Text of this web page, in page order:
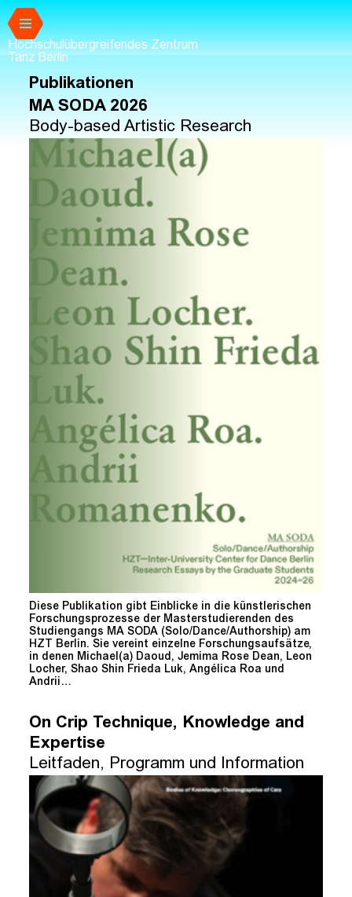
Zum Hauptinhalt springen
Hochschulübergreifendes Zentrum
Tanz Berlin
Publikationen
MA SODA 2026
Body-based Artistic Research
Diese Publikation gibt Einblicke in die künstlerischen
Forschungsprozesse der Masterstudierenden des
Studiengangs MA SODA (Solo/Dance/Authorship) am
HZT Berlin. Sie vereint einzelne Forschungsaufsätze,
in denen Michael(a) Daoud, Jemima Rose Dean, Leon
Locher, Shao Shin Frieda Luk, Angélica Roa und
Andrii…
On Crip Technique, Knowledge and
Expertise
Leitfaden, Programm und Information